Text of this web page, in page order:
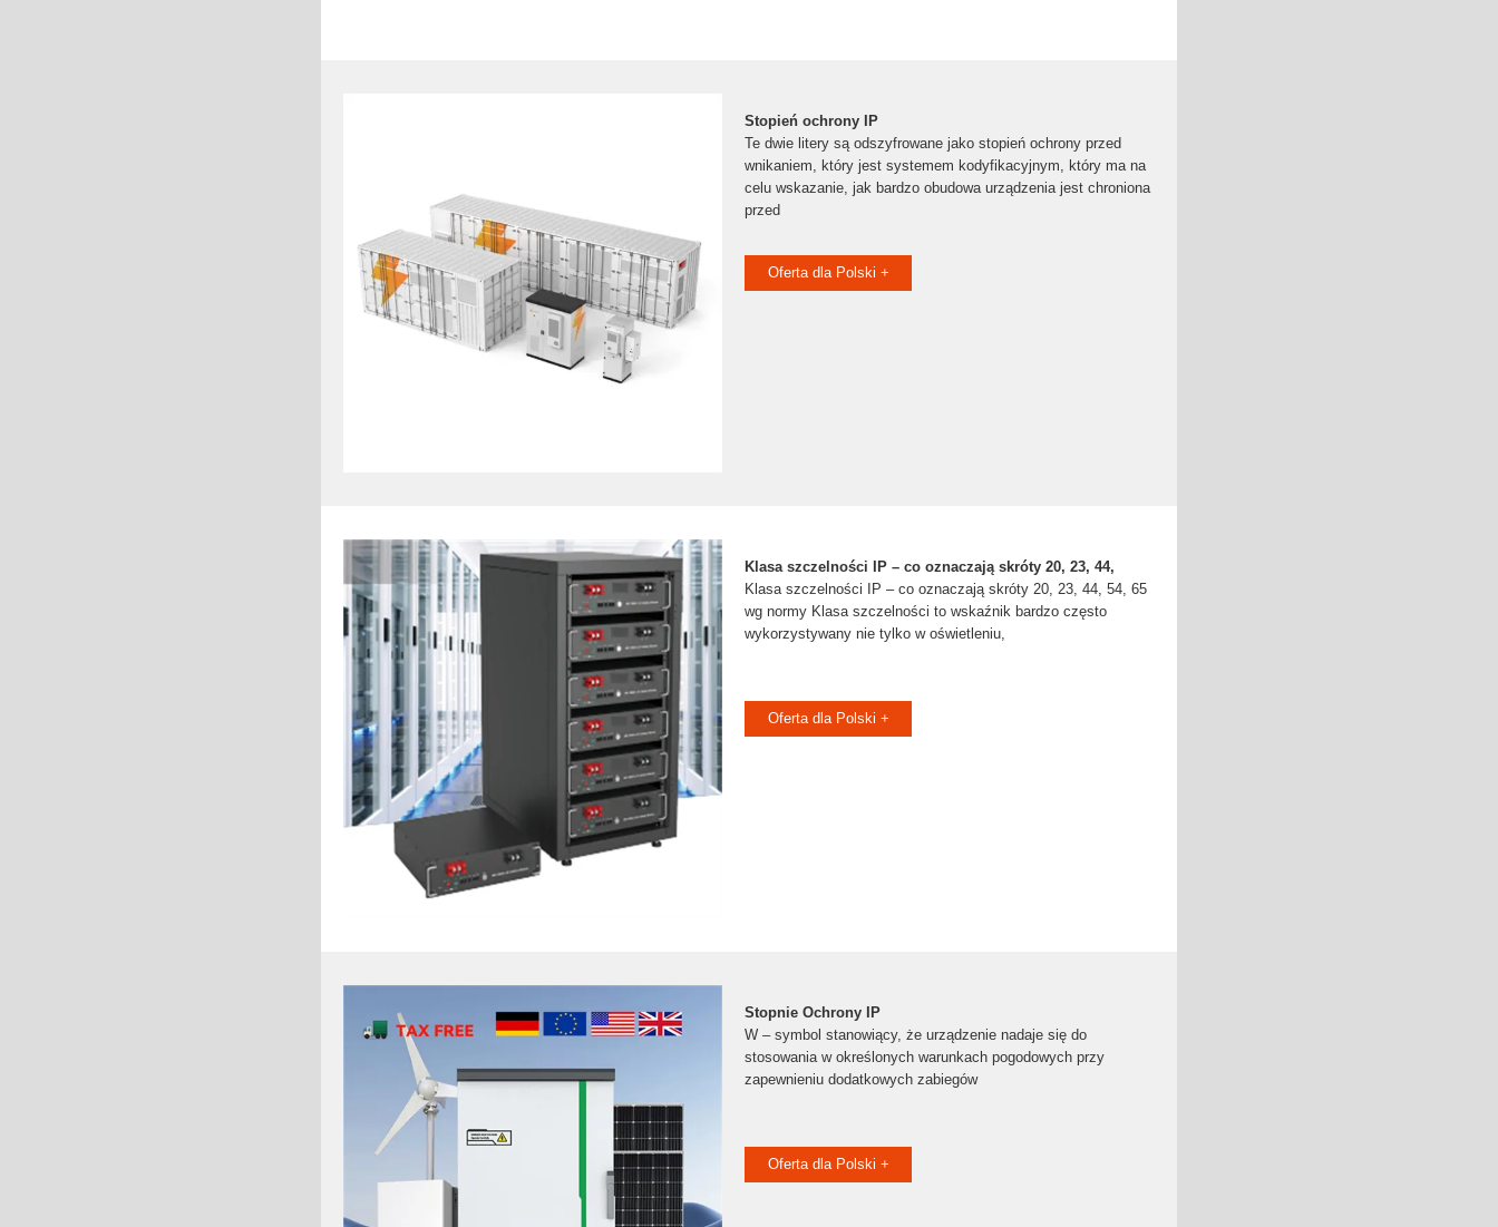
Stopień ochrony IP
Te dwie litery są odszyfrowane jako stopień ochrony przed
wnikaniem, który jest systemem kodyfikacyjnym, który ma na
celu wskazanie, jak bardzo obudowa urządzenia jest chroniona
przed
Oferta dla Polski +
Klasa szczelności IP – co oznaczają skróty 20, 23, 44,
Klasa szczelności IP – co oznaczają skróty 20, 23, 44, 54, 65
wg normy Klasa szczelności to wskaźnik bardzo często
wykorzystywany nie tylko w oświetleniu,
Oferta dla Polski +
Stopnie Ochrony IP
W – symbol stanowiący, że urządzenie nadaje się do
stosowania w określonych warunkach pogodowych przy
zapewnieniu dodatkowych zabiegów
Oferta dla Polski +